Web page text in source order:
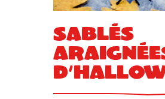
Sablés